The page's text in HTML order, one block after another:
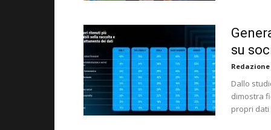
su
Dallo
dimostra
propri dati